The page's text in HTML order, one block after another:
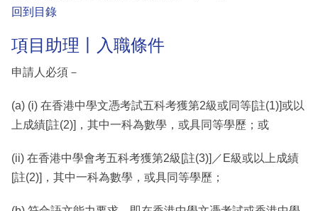
回到目錄
項目助理丨入職條件
申請人必須－
(a) (i) 在香港中學文憑考試五科考獲第2級或同等[註(1)]或以
上成績[註(2)]，其中一科為數學，或具同等學歷；或
(ii) 在香港中學會考五科考獲第2級[註(3)]／E級或以上成績
[註(2)]，其中一科為數學，或具同等學歷；